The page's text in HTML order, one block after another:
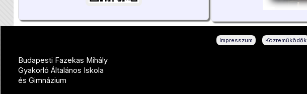
Impresszum | Közreműködők
Budapesti Fazekas Mihály
Gyakorló Általános Iskola
és Gimnázium